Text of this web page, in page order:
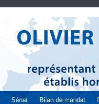
Sénat Bilan de mandat